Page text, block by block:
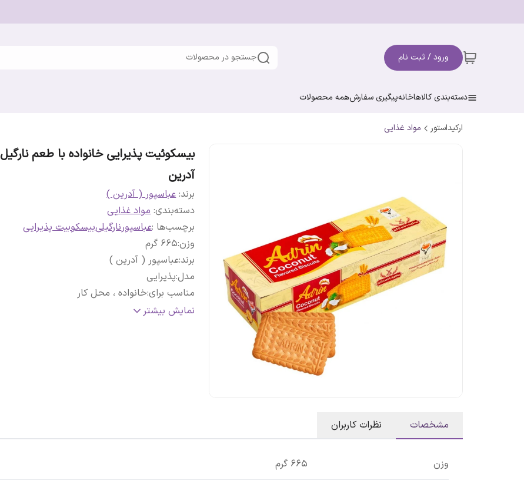
ورود / ثبت نام جستجو در محصولات
دسته‌بندی کالاهاخانهپیگیری سفارشهمه محصولات
ارکیداستور مواد غذایی
بیسکوئیت پذیرایی خانواده با طعم نارگیل
آدرین
برند: عباسپور ( آدرین )
دسته‌بندی:مواد غذایی
برچسب‌ها :عباسپورنارگیلیبیسکوبیت پذیرایی
وزن:665 گرم
برند:عباسپور ( آدرین )
مدل:پذیرایی
مناسب برای:خانواده ، محل کار
اصالت کالا:شرکتینمایش بیشتر
مشخصات نظرات کاربران
وزن 665 گرم